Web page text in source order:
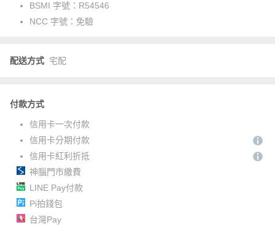
BSMI 字號： R54546
NCC 字號： 免驗
配送方式 宅配
付款方式
信用卡一次付款
信用卡分期付款
信用卡紅利折抵
神腦門市繳費
LINE Pay付款
Pi拍錢包
台灣Pay